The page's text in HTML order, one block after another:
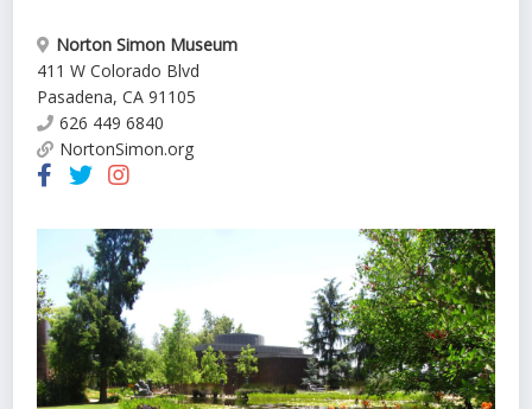
Norton Simon Museum
411 W Colorado Blvd
Pasadena, CA 91105
626 449 6840
NortonSimon.org